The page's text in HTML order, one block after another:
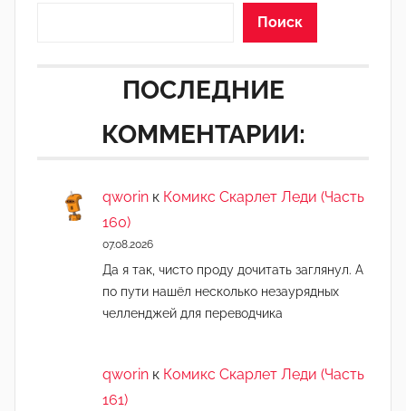
Поиск
ПОСЛЕДНИЕ
КОММЕНТАРИИ:
qworin к Комикс Скарлет Леди (Часть
160)
07.08.2026
Да я так, чисто проду дочитать заглянул. А
по пути нашёл несколько незаурядных
челленджей для переводчика
qworin к Комикс Скарлет Леди (Часть
161)